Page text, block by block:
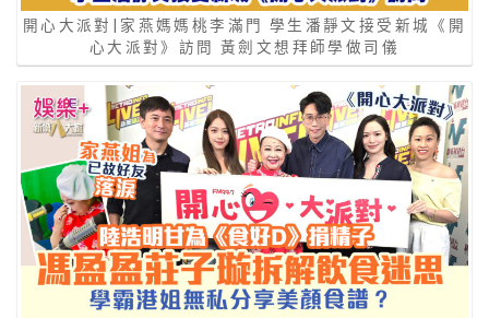
開心大派對|家燕媽媽桃李滿門 學生潘靜文接受新城《開
心大派對》訪問 黃劍文想拜師學做司儀